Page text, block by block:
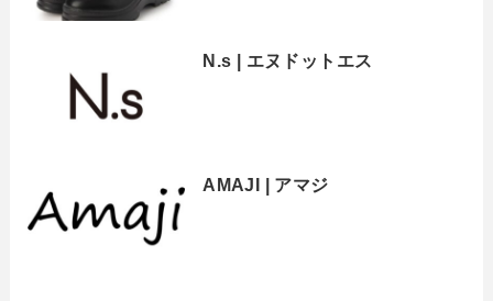
N.s | エヌドットエス
AMAJI | アマジ